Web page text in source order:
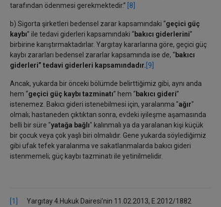
tarafından ödenmesi gerekmektedir.” [8]
b) Sigorta şirketleri bedensel zarar kapsamındaki “geçici güç
kaybı” ile tedavi giderleri kapsamındaki “bakıcı giderlerini”
birbirine karıştırmaktadırlar. Yargıtay kararlarına göre, geçici güç
kaybı zararları bedensel zararlar kapsamında ise de, “bakıcı
giderleri” tedavi giderleri kapsamındadır. [9]
Ancak, yukarda bir önceki bölümde belirttiğimiz gibi, aynı anda
hem “geçici güç kaybı tazminatı” hem “bakıcı gideri”
istenemez. Bakıcı gideri istenebilmesi için, yaralanma "ağır"
olmalı; hastaneden çıktıktan sonra, evdeki iyileşme aşamasında
belli bir süre "yatağa bağlı" kalınmalı ya da yaralanan kişi küçük
bir çocuk veya çok yaşlı biri olmalıdır. Gene yukarda söylediğimiz
gibi ufak tefek yaralanma ve sakatlanmalarda bakıcı gideri
istenmemeli; güç kaybı tazminatı ile yetinilmelidir.
[1]
Yargıtay 4.Hukuk Dairesi’nin 11.02.2013, E.2012/1882